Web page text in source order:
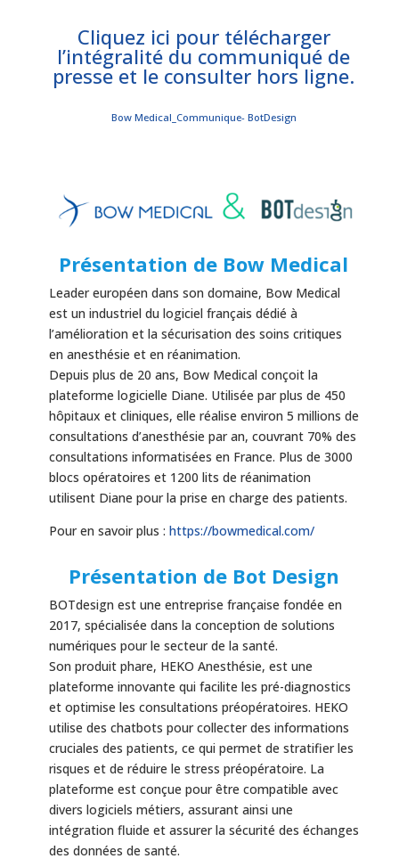
Cliquez ici pour télécharger
l’intégralité du communiqué de
presse et le consulter hors ligne.
Bow Medical_Communique- BotDesign
Présentation de Bow Medical
Leader européen dans son domaine, Bow Medical
est un industriel du logiciel français dédié à
l’amélioration et la sécurisation des soins critiques
en anesthésie et en réanimation.
Depuis plus de 20 ans, Bow Medical conçoit la
plateforme logicielle Diane. Utilisée par plus de 450
hôpitaux et cliniques, elle réalise environ 5 millions de
consultations d’anesthésie par an, couvrant 70% des
consultations informatisées en France. Plus de 3000
blocs opératoires et 1200 lits de réanimation
utilisent Diane pour la prise en charge des patients.
Pour en savoir plus : https://bowmedical.com/
Présentation de Bot Design
BOTdesign est une entreprise française fondée en
2017, spécialisée dans la conception de solutions
numériques pour le secteur de la santé.
Son produit phare, HEKO Anesthésie, est une
plateforme innovante qui facilite les pré-diagnostics
et optimise les consultations préopératoires. HEKO
utilise des chatbots pour collecter des informations
cruciales des patients, ce qui permet de stratifier les
risques et de réduire le stress préopératoire. La
plateforme est conçue pour être compatible avec
divers logiciels métiers, assurant ainsi une
intégration fluide et assurer la sécurité des échanges
des données de santé.